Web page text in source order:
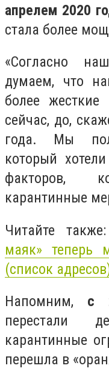
апрелем 2020
стала более
«Согласно
думаем, что
более
сейчас, до,
года. Мы
который
факторов,
карантинные
Читайте также:
маяк» теперь
(список
Напомним, с
перестали
карантинные
перешла в